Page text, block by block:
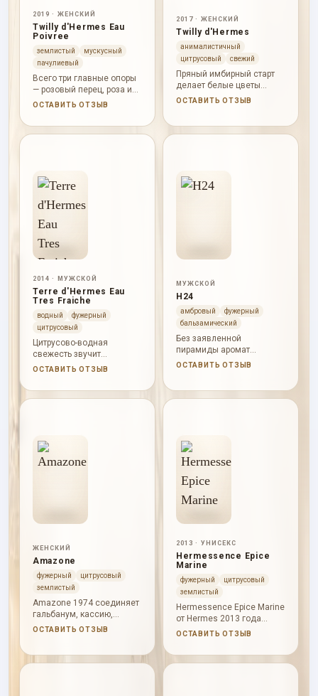
2019 · ЖЕНСКИЙ
Twilly d'Hermes Eau
Poivree
землистый
мускусный
пачулиевый
Всего три главные опоры
— розовый перец, роза и
пачули — дают аромат без
цветочный, пряный и
древесно-землистый.
ОСТАВИТЬ ОТЗЫВ
2017 · ЖЕНСКИЙ
Twilly d'Hermes
анималистичный
цитрусовый
свежий
Пряный имбирный старт
делает белые цветы
живыми и подвижными, а
ОСТАВИТЬ ОТЗЫВ
2014 · МУЖСКОЙ
Terre d'Hermes Eau
Tres Fraiche
водный
фужерный
цитрусовый
Цитрусово-водная
свежесть звучит
прозрачно и сухо, а
сохраняет землистый
характер Terre d Hermes.
ОСТАВИТЬ ОТЗЫВ
МУЖСКОЙ
H24
амбровый
фужерный
бальзамический
Без заявленной
пирамиды аромат
читается через аккорды:
ОСТАВИТЬ ОТЗЫВ
ЖЕНСКИЙ
Amazone
фужерный
цитрусовый
землистый
Amazone 1974 соединяет
гальбанум, кассию,
нероли, розовое дерево,
ОСТАВИТЬ ОТЗЫВ
2013 · УНИСЕКС
Hermessence Epice
Marine
фужерный
цитрусовый
землистый
Hermessence Epice Marine
от Hermes 2013 года
раскрывается через
свежая пряность, морская
прохлада. В начале
ОСТАВИТЬ ОТЗЫВ